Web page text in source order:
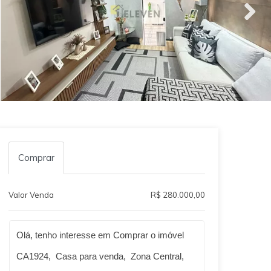
Comprar
Valor Venda R$ 280.000,00